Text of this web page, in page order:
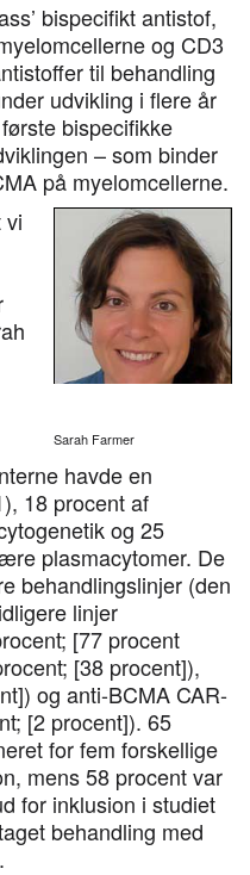
bispecifikt antistof,
og CD3
til behandling
udvikling i flere år
bispecifikke
– som binder
på myelomcellerne.
Sarah Farmer
vi
havde en
18 procent af
og 25
plasmacytomer. De
behandlingslinjer (den
linjer
[77 procent
[38 procent]),
og anti-BCMA CAR-
[2 procent]). 65
for fem forskellige
mens 58 procent var
for inklusion i studiet
behandling med